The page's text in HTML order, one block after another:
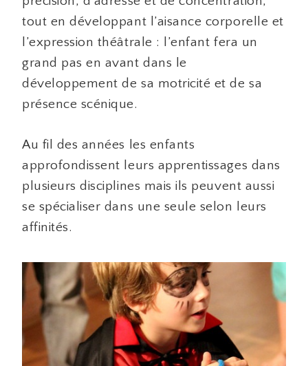
tout en développant l’aisance corporelle et
l’expression théâtrale : l’enfant fera un
grand pas en avant dans le
développement de sa motricité et de sa
présence scénique.
Au fil des années les enfants
approfondissent leurs apprentissages dans
plusieurs disciplines mais ils peuvent aussi
se spécialiser dans une seule selon leurs
affinités.